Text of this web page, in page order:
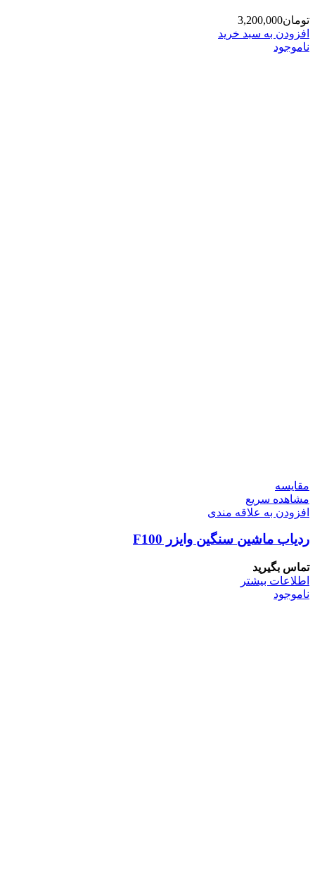
تومان3,200,000
افزودن به سبد خرید
ناموجود
مقایسه
مشاهده سریع
افزودن به علاقه مندی
ردیاب ماشین سنگین وایزر F100
تماس بگیرید
اطلاعات بیشتر
ناموجود